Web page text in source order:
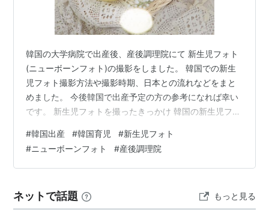
韓国の大学病院で出産後、産後調理院にて 新生児フォト
(ニューボーンフォト)の撮影をしました。 韓国での新生
児フォト撮影方法や撮影時期、日本との流れなどをまと
めました。 今後韓国で出産予定の方の参考になれば幸い
です。 新生児フォトを撮ったきっかけ 韓国の新生児フォ
はどうやって撮る？ 撮影当日の流れ 実際納品された写真
撮影後の勧誘 まとめ 新生児フォトを撮ったきっかけ こ
れもマタニティフォト同様、産後調理院の基本プランに
たのですが、 プランに含まれているならということで撮
#韓国出産 #韓国育児 #新生児フォト
#ニューボーンフォト #産後調理院
ネットで話題 もっと見る